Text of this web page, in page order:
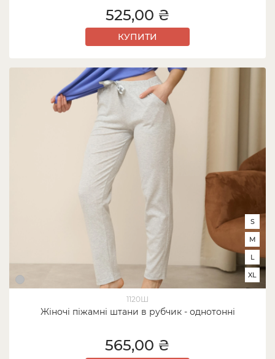
525,00 ₴
КУПИТИ
1120Ш
Жіночі піжамні штани в рубчик - однотонні
S
M
L
XL
565,00 ₴